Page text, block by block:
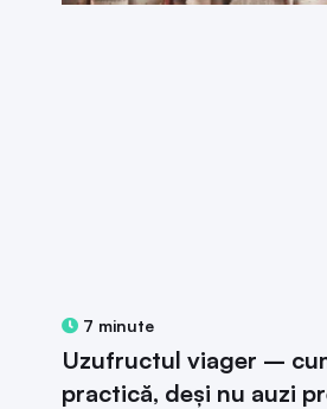
7 minute
Uzufructul viager –
practică, deși nu auzi